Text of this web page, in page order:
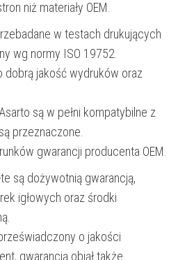
niż materiały OEM.
w testach drukujących
wg normy ISO 19752.
dobrą jakość wydruków oraz
są w pełni kompatybilne z
przeznaczone.
gwarancji producenta OEM.
są dożywotnią gwarancją,
igłowych oraz środki
o jakości
gwarancją objął także